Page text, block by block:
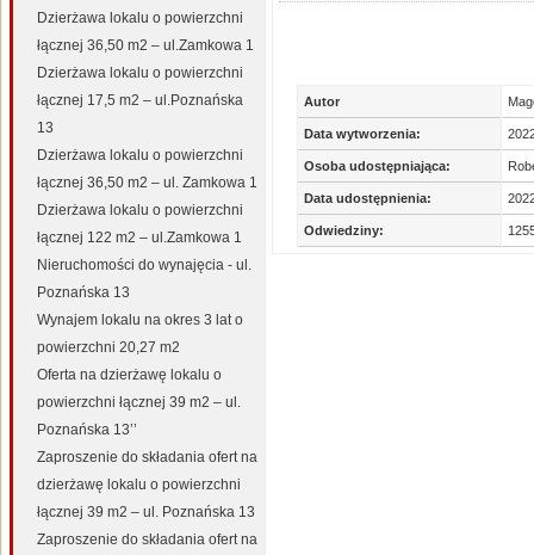
Autor
Data wytworzenia:
Osoba udostępniająca:
Data udostępnienia:
Odwiedziny:
Dzierżawa lokalu o powierzchni
łącznej 36,50 m2 – ul.Zamkowa 1
Dzierżawa lokalu o powierzchni
łącznej 17,5 m2 – ul.Poznańska
13
Dzierżawa lokalu o powierzchni
łącznej 36,50 m2 – ul. Zamkowa 1
Dzierżawa lokalu o powierzchni
łącznej 122 m2 – ul.Zamkowa 1
Nieruchomości do wynajęcia - ul.
Poznańska 13
Wynajem lokalu na okres 3 lat o
powierzchni 20,27 m2
Oferta na dzierżawę lokalu o
powierzchni łącznej 39 m2 – ul.
Poznańska 13’’
Zaproszenie do składania ofert na
dzierżawę lokalu o powierzchni
łącznej 39 m2 – ul. Poznańska 13
Zaproszenie do składania ofert na